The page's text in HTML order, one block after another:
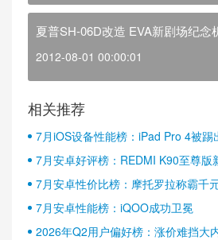
夏普SH-06D改造 EVA新剧场纪念
2012-08-01 00:00:01
相关推荐
7月iOS设备性能榜：iPad Pro 4被踢
7月安卓好评榜：REDMI K90至尊版
半壁江山
7月安卓性价比榜：摩托罗拉称霸千
7月安卓性能榜：iQOO成功卫冕
2026年Q2用户偏好榜：涨价难挡大